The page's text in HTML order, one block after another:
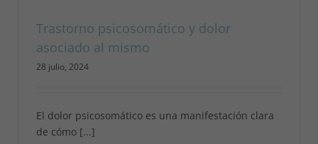
Trastorno psicosomático y dolor
asociado al mismo
28 julio, 2024
El dolor psicosomático es una manifestación clara
de cómo [...]